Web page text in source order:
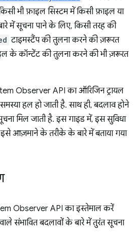
भी फ़ाइल सिस्टम में किसी फ़ाइल या
में सूचना पाने के लिए, किसी तरह की
टाइमस्टैंप की तुलना करने की ज़रूरत
के कॉन्टेंट की तुलना करने की भी ज़रूरत
Observer API का ऑरिजिन ट्रायल
हल हो जाती है. साथ ही, बदलाव होने
मिल जाती है. इस गाइड में, इस सुविधा
आज़माने के तरीके के बारे में बताया गया
Observer API का इस्तेमाल करें
संभावित बदलावों के बारे में तुरंत सूचना